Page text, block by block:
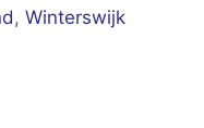
,Winterswijk